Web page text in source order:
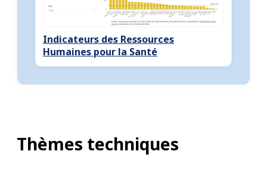
Indicateurs des Ressources
Humaines pour la Santé
Thèmes techniques